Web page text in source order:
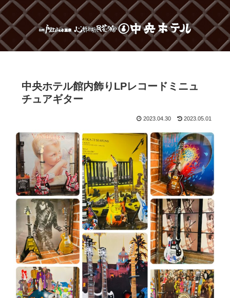
中央ホテル館内飾りLPレコードミニュ
チュアギター
2023.04.30 2023.05.01